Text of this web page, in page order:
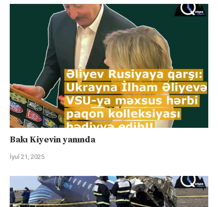
Bakı Kiyevin yanında
İyul 21, 2025